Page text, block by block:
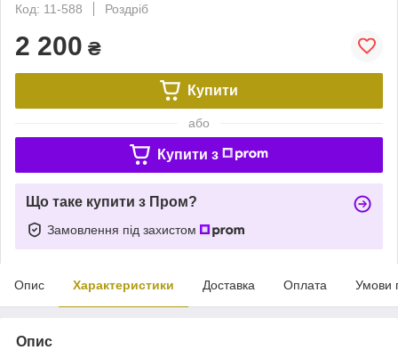
Код: 11-588
Роздріб
2 200 ₴
Купити
або
Купити з
Що таке купити з Пром?
Замовлення під захистом
Опис Характеристики Доставка Оплата Умови
Опис